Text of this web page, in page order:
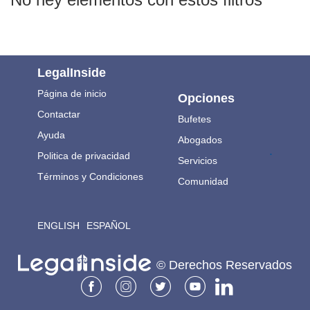
LegalInside
Página de inicio
Contactar
Ayuda
Politica de privacidad
Términos y Condiciones
ENGLISH ESPAÑOL
Opciones
Bufetes
Abogados
Servicios
Comunidad
.
© Derechos Reservados